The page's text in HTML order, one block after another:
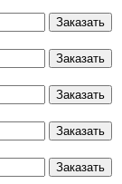
Заказать
Заказать
Заказать
Заказать
Заказать